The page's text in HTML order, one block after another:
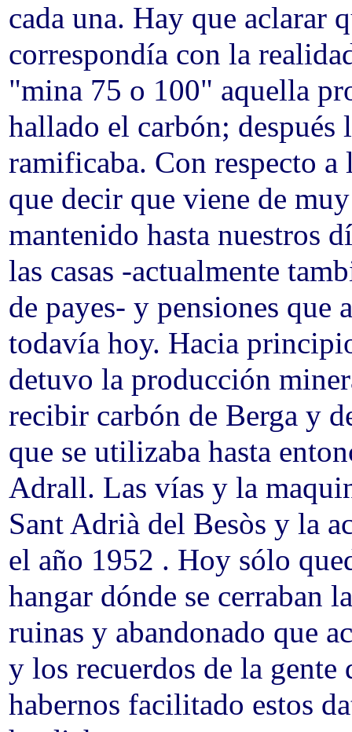
cada una. Hay que aclarar
correspondía con la
"mina 75 o 100" aquella
hallado el carbón; después
ramificaba. Con respecto
que decir que viene de
mantenido hasta nuestros
las casas -actualmente
de payes- y pensiones que
todavía hoy. Hacia
detuvo la producción
recibir carbón de Berga y
que se utilizaba hasta
Adrall. Las vías y la
Sant Adrià del Besòs y la
el año 1952 . Hoy sólo
hangar dónde se cerraban
ruinas y abandonado que
y los recuerdos de la gente
habernos facilitado estos